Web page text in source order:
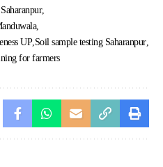
UP Soil sample testing Saharanpur
for farmers